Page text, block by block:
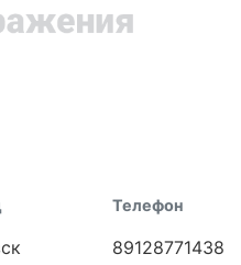
Телефон
89128771438